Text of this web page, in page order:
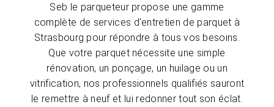
Seb le parqueteur propose une gamme
complète de services d'entretien de parquet à
Strasbourg pour répondre à tous vos besoins.
Que votre parquet nécessite une simple
rénovation, un ponçage, un huilage ou un
vitrification, nos professionnels qualifiés sauront
le remettre à neuf et lui redonner tout son éclat.